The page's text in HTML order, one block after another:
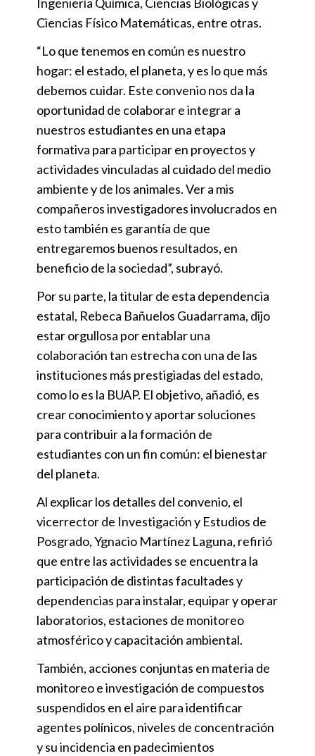
Ciencias Físico Matemáticas, entre otras.
“Lo que tenemos en común es nuestro
hogar: el estado, el planeta, y es lo que más
debemos cuidar. Este convenio nos da la
oportunidad de colaborar e integrar a
nuestros estudiantes en una etapa
formativa para participar en proyectos y
actividades vinculadas al cuidado del medio
ambiente y de los animales. Ver a mis
compañeros investigadores involucrados en
esto también es garantía de que
entregaremos buenos resultados, en
beneficio de la sociedad”, subrayó.
Por su parte, la titular de esta dependencia
estatal, Rebeca Bañuelos Guadarrama, dijo
estar orgullosa por entablar una
colaboración tan estrecha con una de las
instituciones más prestigiadas del estado,
como lo es la BUAP. El objetivo, añadió, es
crear conocimiento y aportar soluciones
para contribuir a la formación de
estudiantes con un fin común: el bienestar
del planeta.
Al explicar los detalles del convenio, el
vicerrector de Investigación y Estudios de
Posgrado, Ygnacio Martínez Laguna, refirió
que entre las actividades se encuentra la
participación de distintas facultades y
dependencias para instalar, equipar y operar
laboratorios, estaciones de monitoreo
atmosférico y capacitación ambiental.
También, acciones conjuntas en materia de
monitoreo e investigación de compuestos
suspendidos en el aire para identificar
agentes polínicos, niveles de concentración
y su incidencia en padecimientos